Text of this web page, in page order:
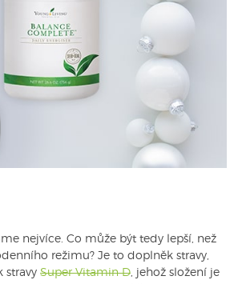
nejvíce. Co může být tedy lepší, než
režimu? Je to doplněk stravy,
stravy Super Vitamin D, jehož složení je